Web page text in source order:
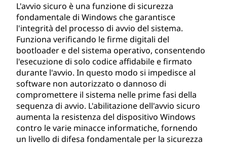
L'avvio sicuro è una funzione di sicurezza
fondamentale di Windows che garantisce
l'integrità del processo di avvio del sistema.
Funziona verificando le firme digitali del
bootloader e del sistema operativo, consentendo
l'esecuzione di solo codice affidabile e firmato
durante l'avvio. In questo modo si impedisce al
software non autorizzato o dannoso di
compromettere il sistema nelle prime fasi della
sequenza di avvio. L'abilitazione dell'avvio sicuro
aumenta la resistenza del dispositivo Windows
contro le varie minacce informatiche, fornendo
un livello di difesa fondamentale per la sicurezza